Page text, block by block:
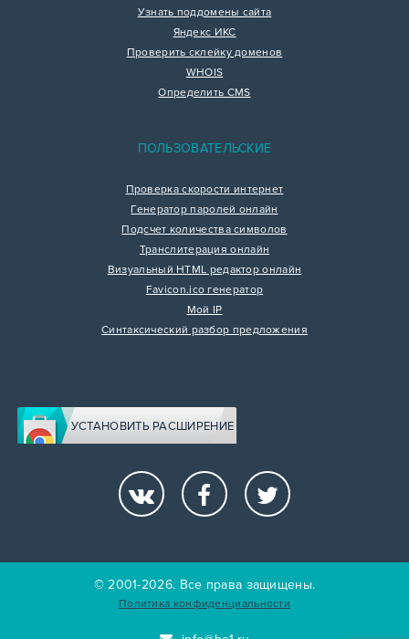
Узнать поддомены сайта
Яндекс ИКС
Проверить склейку доменов
WHOIS
Определить CMS
ПОЛЬЗОВАТЕЛЬСКИЕ
Проверка скорости интернет
Генератор паролей онлайн
Подсчет количества символов
Транслитерация онлайн
Визуальный HTML редактор онлайн
Favicon.ico генератор
Мой IP
Синтаксический разбор предложения
УСТАНОВИТЬ РАСШИРЕНИЕ
© 2001-2026. Все права защищены.
Политика конфиденциальности